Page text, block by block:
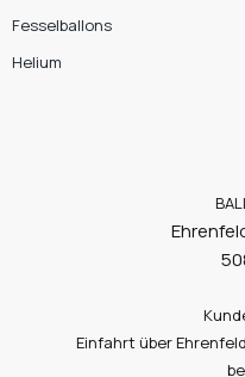
Fesselballons
Helium
Einfahrt über